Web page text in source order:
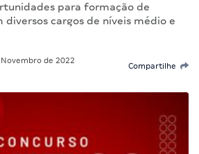
para formação de
diversos cargos de níveis médio e
de 2022
Compartilhe